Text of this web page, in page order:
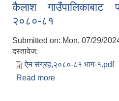
कैलाश
२०८०-८१
Submitted on: Mon, 07/29/
दस्तावेज:
ऐन संग्रह,२०८०-८१ भाग-१.pdf
Read more